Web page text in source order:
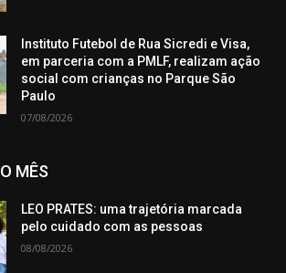
Instituto Futebol de Rua Sicredi e Visa,
em parceria com a PMLF, realizam ação
social com crianças no Parque São
Paulo
07/08/2026
MÊS
LEO PRATES: uma trajetória marcada
pelo cuidado com as pessoas
08/08/2026